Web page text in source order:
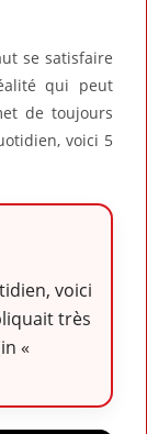
se satisfaire
qui peut
de toujours
voici 5
voici
très
«